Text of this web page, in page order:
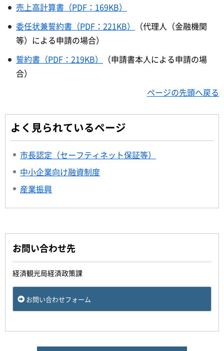
売上高計算書（PDF：169KB）
委任状兼誓約書（PDF：221KB）
（代理人（金融機関
等）による申請の場合）
誓約書（PDF：219KB）
（申請書本人による申請の場
合）
ページの先頭へ戻る
よく見られているページ
市長認定（セーフティネット保証等）
中小企業向け融資制度
産業振興
お問い合わせ先
経済観光局経済政策課
お問い合わせフォーム